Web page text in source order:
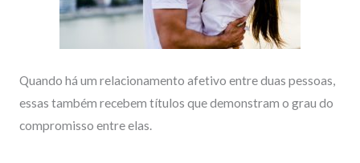
Quando há um relacionamento afetivo entre duas pessoas,
essas também recebem títulos que demonstram o grau do
compromisso entre elas.